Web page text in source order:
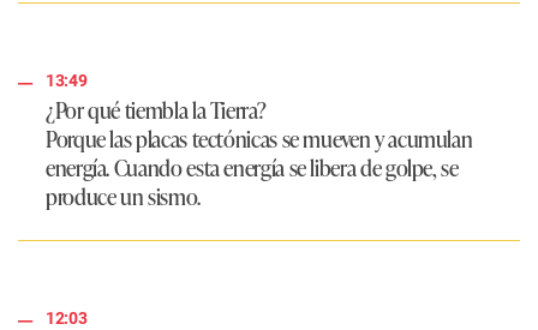
13:49
¿Por qué tiembla la Tierra?
Porque las placas tectónicas se mueven y acumulan
energía. Cuando esta energía se libera de golpe, se
produce un sismo.
12:03